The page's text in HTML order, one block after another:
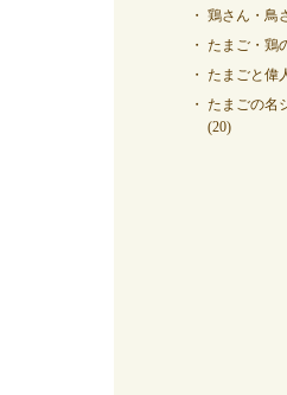
鶏さん・鳥
たまご・鶏
たまごと偉
たまごの名
(20)